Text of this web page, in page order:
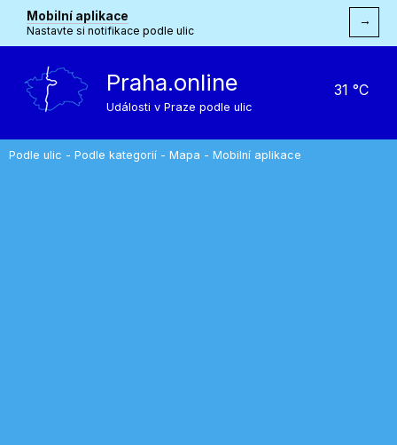
Mobilní aplikace
Nastavte si notifikace podle ulic
→
Praha.online
Události v Praze podle ulic
31 °C
Podle ulic - Podle kategorií - Mapa - Mobilní aplikace